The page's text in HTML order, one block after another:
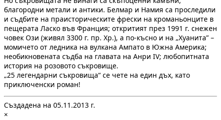
благородни метали и антики. Белмар и Намия са проследили
и съдбите на праисторическите фрески на кроманьонците в
пещерата Ласко във Франция; откритият през 1991 г. снежен
човек Ози (живял 3300 г. пр. Хр.), а по-късно и на „Хуанита” –
момичето от ледника на вулкана Ампато в Южна Америка;
необикновената съдба на главата на Анри ІV; любопитната
история на розовото съкровище.
„25 легендарни съкровища“ се чете на един дъх, като
приключенски роман!
Създадена на 05.11.2013 г.
×